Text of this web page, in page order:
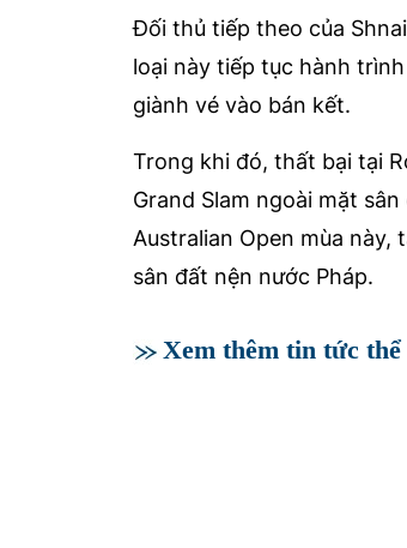
Đối thủ tiếp theo của
loại này tiếp tục hành
giành vé vào bán kết.
Trong khi đó, thất bại tại
Grand Slam ngoài mặt
Australian Open mùa này,
sân đất nện nước Pháp.
Xem thêm tin tức thể